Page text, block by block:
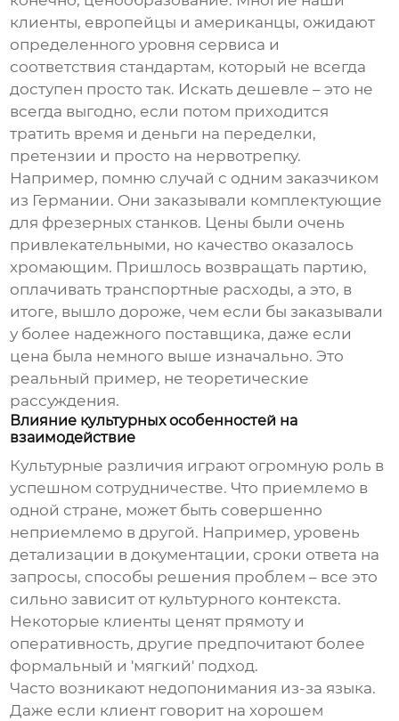
клиенты, европейцы и американцы, ожидают
определенного уровня сервиса и
соответствия стандартам, который не всегда
доступен просто так. Искать дешевле – это не
всегда выгодно, если потом приходится
тратить время и деньги на переделки,
претензии и просто на нервотрепку.
Например, помню случай с одним заказчиком
из Германии. Они заказывали комплектующие
для фрезерных станков. Цены были очень
привлекательными, но качество оказалось
хромающим. Пришлось возвращать партию,
оплачивать транспортные расходы, а это, в
итоге, вышло дороже, чем если бы заказывали
у более надежного поставщика, даже если
цена была немного выше изначально. Это
реальный пример, не теоретические
рассуждения.
Влияние культурных особенностей на
взаимодействие
Культурные различия играют огромную роль в
успешном сотрудничестве. Что приемлемо в
одной стране, может быть совершенно
неприемлемо в другой. Например, уровень
детализации в документации, сроки ответа на
запросы, способы решения проблем – все это
сильно зависит от культурного контекста.
Некоторые клиенты ценят прямоту и
оперативность, другие предпочитают более
формальный и 'мягкий' подход.
Часто возникают недопонимания из-за языка.
Даже если клиент говорит на хорошем